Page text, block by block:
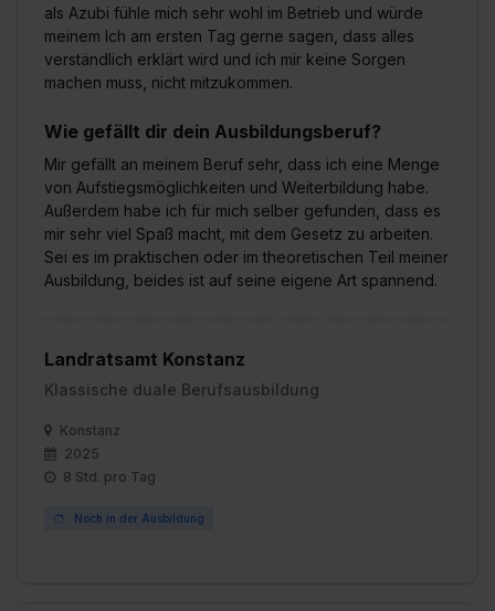
als Azubi fühle mich sehr wohl im Betrieb und würde
meinem Ich am ersten Tag gerne sagen, dass alles
verständlich erklärt wird und ich mir keine Sorgen
machen muss, nicht mitzukommen.
Wie gefällt dir dein Ausbildungsberuf?
Mir gefällt an meinem Beruf sehr, dass ich eine Menge
von Aufstiegsmöglichkeiten und Weiterbildung habe.
Außerdem habe ich für mich selber gefunden, dass es
mir sehr viel Spaß macht, mit dem Gesetz zu arbeiten.
Sei es im praktischen oder im theoretischen Teil meiner
Ausbildung, beides ist auf seine eigene Art spannend.
Landratsamt Konstanz
Klassische duale Berufsausbildung
Konstanz
2025
8 Std. pro Tag
Noch in der Ausbildung